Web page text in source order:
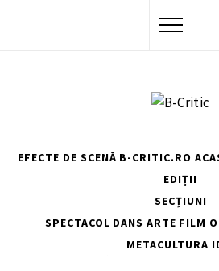
EFECTE DE SCENĂ B-CRITIC.RO
EDIȚII
SECȚIUNI
SPECTACOL DANS ARTE FILM
METACULTURA